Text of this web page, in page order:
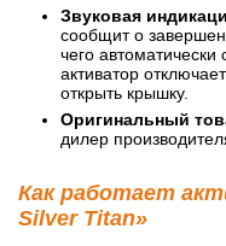
Звуковая
сообщит о
чего
активатор
открыть крышку.
Оригинальный
дилер
Как работает
Silver Titan»